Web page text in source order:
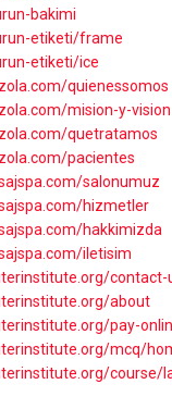
bakimi
etiketi/frame
etiketi/ice
quienessomos
mision-y-vision
quetratamos
pacientes
salonumuz
hizmetler
hakkimizda
iletisim
contact-
about
pay-
mcq/
course/